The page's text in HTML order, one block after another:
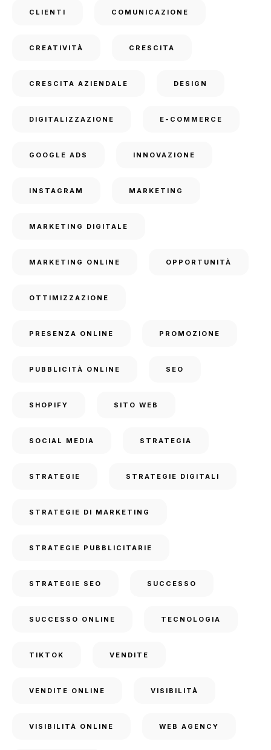
CLIENTI COMUNICAZIONE
CREATIVITÀ CRESCITA
CRESCITA AZIENDALE DESIGN
DIGITALIZZAZIONE E-COMMERCE
GOOGLE ADS INNOVAZIONE
INSTAGRAM MARKETING
MARKETING DIGITALE
MARKETING ONLINE OPPORTUNITÀ
OTTIMIZZAZIONE
PRESENZA ONLINE PROMOZIONE
PUBBLICITÀ ONLINE SEO
SHOPIFY SITO WEB
SOCIAL MEDIA STRATEGIA
STRATEGIE STRATEGIE DIGITALI
STRATEGIE DI MARKETING
STRATEGIE PUBBLICITARIE
STRATEGIE SEO SUCCESSO
SUCCESSO ONLINE TECNOLOGIA
TIKTOK VENDITE
VENDITE ONLINE VISIBILITÀ
VISIBILITÀ ONLINE WEB AGENCY